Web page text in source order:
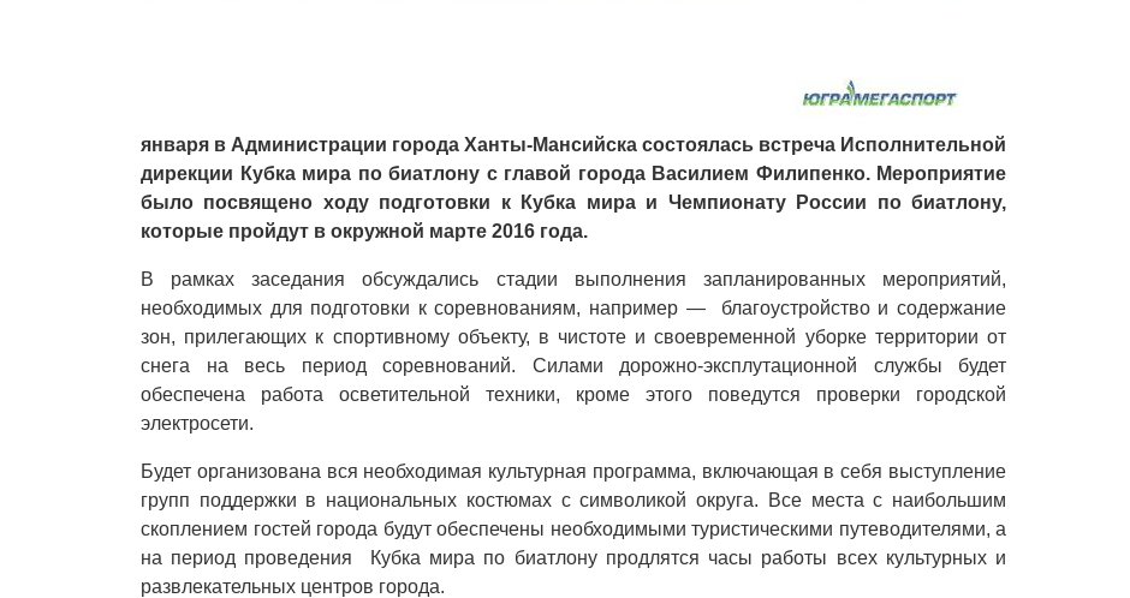
января в Администрации города Ханты-Мансийска состоялась встреча Исполнительной
дирекции Кубка мира по биатлону с главой города Василием Филипенко. Мероприятие
было посвящено ходу подготовки к Кубка мира и Чемпионату России по биатлону,
которые пройдут в окружной марте 2016 года.
В рамках заседания обсуждались стадии выполнения запланированных мероприятий,
необходимых для подготовки к соревнованиям, например — благоустройство и содержание
зон, прилегающих к спортивному объекту, в чистоте и своевременной уборке территории от
снега на весь период соревнований. Силами дорожно-эксплутационной службы будет
обеспечена работа осветительной техники, кроме этого поведутся проверки городской
электросети.
Будет организована вся необходимая культурная программа, включающая в себя выступление
групп поддержки в национальных костюмах с символикой округа. Все места с наибольшим
скоплением гостей города будут обеспечены необходимыми туристическими путеводителями, а
на период проведения Кубка мира по биатлону продлятся часы работы всех культурных и
развлекательных центров города.